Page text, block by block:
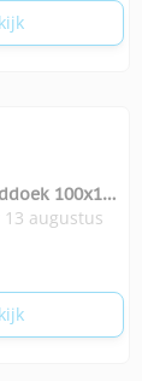
100x180
augustus